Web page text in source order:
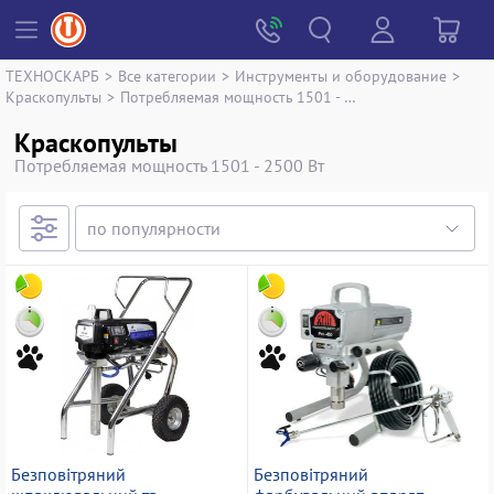
ТЕХНОСКАРБ > Все категории > Инструменты и оборудование >
Краскопульты > Потребляемая мощность 1501 - 2500 Вт
Краскопульты
Потребляемая мощность 1501 - 2500 Вт
Безповітряний
Безповітряний